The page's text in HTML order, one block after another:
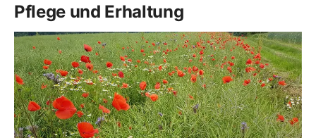
Pflege und Erhaltung